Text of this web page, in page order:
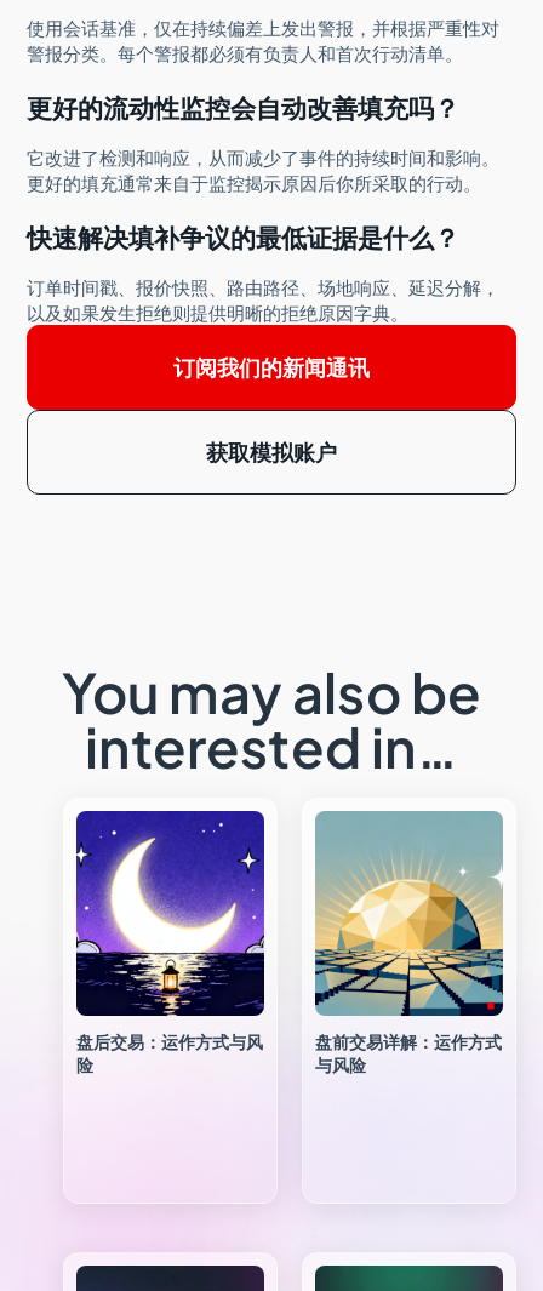
使用会话基准，仅在持续偏差上发出警报，并根据严重性对
警报分类。每个警报都必须有负责人和首次行动清单。
更好的流动性监控会自动改善填充吗？
它改进了检测和响应，从而减少了事件的持续时间和影响。
更好的填充通常来自于监控揭示原因后你所采取的行动。
快速解决填补争议的最低证据是什么？
订单时间戳、报价快照、路由路径、场地响应、延迟分解，
以及如果发生拒绝则提供明晰的拒绝原因字典。
订阅我们的新闻通讯
获取模拟账户
You may also be
interested in…
盘后交易：运作方式与风
险
盘前交易详解：运作方式
与风险